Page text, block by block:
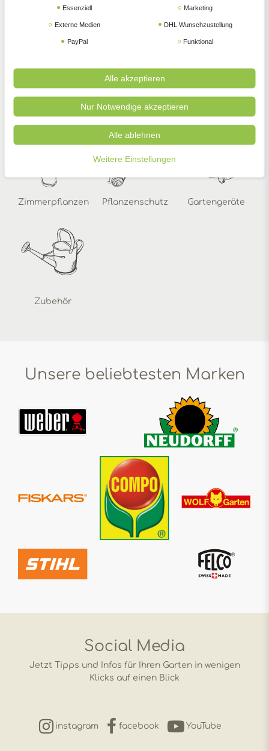
Gemüsesamen Blumensamen
Zimmerpflanzen Pflanzenschutz Gartengeräte
Zubehör
Unsere beliebtesten Marken
Social Media
Jetzt Tipps und Infos für Ihren Garten in wenigen
Klicks auf einen Blick
instagram facebook YouTube
Essenziell Marketing
Externe Medien DHL Wunschzustellung
PayPal Funktional
Alle akzeptieren
Nur Notwendige akzeptieren
Alle ablehnen
Weitere Einstellungen